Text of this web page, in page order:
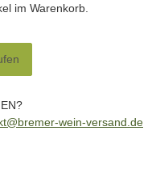
im Warenkorb.
wein-versand.de